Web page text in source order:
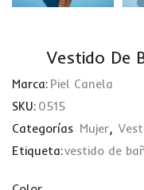
Vestido De
Marca: Piel Canela
SKU: 0515
Categorías Mujer,
Etiqueta:vestido de